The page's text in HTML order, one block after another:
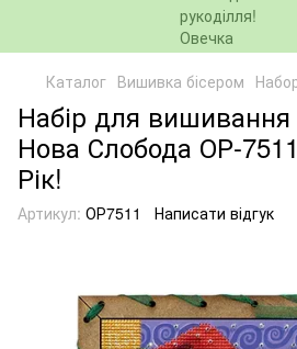
Каталог Вишивка бісером
Набір для
Нова Слобода ОР-
Рік!
Артикул: ОР7511 Написати відгук